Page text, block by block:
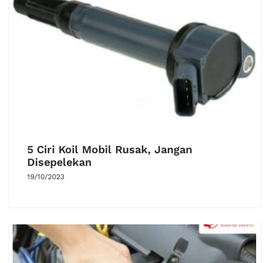
5 Ciri Koil Mobil Rusak, Jangan
Disepelekan
19/10/2023